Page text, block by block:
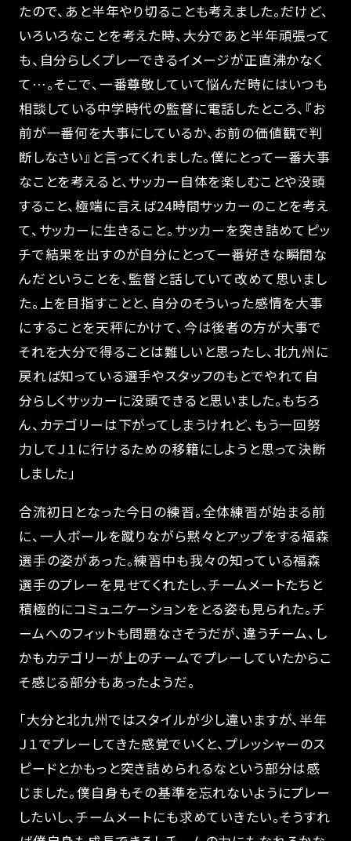
たので、あと半年やり切ることも考えました。だけど、
いろいろなことを考えた時、大分であと半年頑張って
も、自分らしくプレーできるイメージが正直沸かなく
て…。そこで、一番尊敬していて悩んだ時にはいつも
相談している中学時代の監督に電話したところ、『お
前が一番何を大事にしているか、お前の価値観で判
断しなさい』と言ってくれました。僕にとって一番大事
なことを考えると、サッカー自体を楽しむことや没頭
すること、極端に言えば24時間サッカーのことを考え
て、サッカーに生きること。サッカーを突き詰めてピッ
チで結果を出すのが自分にとって一番好きな瞬間な
んだということを、監督と話していて改めて思いまし
た。上を目指すことと、自分のそういった感情を大事
にすることを天秤にかけて、今は後者の方が大事で
それを大分で得ることは難しいと思ったし、北九州に
戻れば知っている選手やスタッフのもとでやれて自
分らしくサッカーに没頭できると思いました。もちろ
ん、カテゴリーは下がってしまうけれど、もう一回努
力してＪ１に行けるための移籍にしようと思って決断
しました」
合流初日となった今日の練習。全体練習が始まる前
に、一人ボールを蹴りながら黙々とアップをする福森
選手の姿があった。練習中も我々の知っている福森
選手のプレーを見せてくれたし、チームメートたちと
積極的にコミュニケーションをとる姿も見られた。チ
ームへのフィットも問題なさそうだが、違うチーム、し
かもカテゴリーが上のチームでプレーしていたからこ
そ感じる部分もあったようだ。
「大分と北九州ではスタイルが少し違いますが、半年
Ｊ１でプレーしてきた感覚でいくと、プレッシャーのス
ピードとかもっと突き詰められるなという部分は感
じました。僕自身もその基準を忘れないようにプレー
したいし、チームメートにも求めていきたい。そうすれ